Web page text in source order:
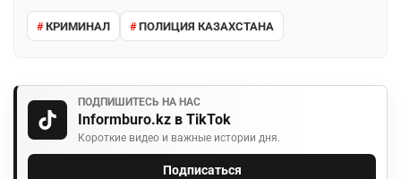
КРИМИНАЛ ПОЛИЦИЯ КАЗАХСТАНА
ПОДПИШИТЕСЬ НА НАС
Informburo.kz в TikTok
Короткие видео и важные истории дня.
Подписаться